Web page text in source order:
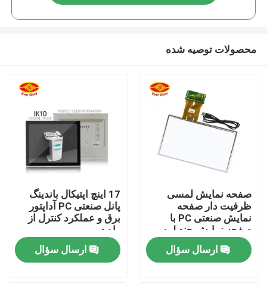
خانه
محصولات
محصولات توصیه شده
صفحه نمایش لمسی
ظرفیت دار صفحه
نمایش صنعتی PC با
صفحه نمایش چند لمسی
CE FCC RoHS گواهینامه
ارسال سؤال
17 اینچ اپتیکال باندینگ
پانل صنعتی PC آداپتور
برق و عملکرد کنترل از
راه دور
ارسال سؤال